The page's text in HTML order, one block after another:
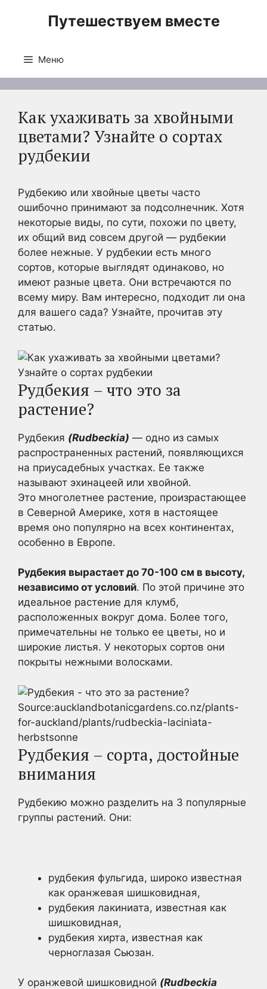
Путешествуем вместе
Меню
Как ухаживать за хвойными
цветами? Узнайте о сортах
рудбекии
Рудбекию или хвойные цветы часто
ошибочно принимают за подсолнечник. Хотя
некоторые виды, по сути, похожи по цвету,
их общий вид совсем другой — рудбекии
более нежные. У рудбекии есть много
сортов, которые выглядят одинаково, но
имеют разные цвета. Они встречаются по
всему миру. Вам интересно, подходит ли она
для вашего сада? Узнайте, прочитав эту
статью.
Рудбекия – что это за
растение?
Рудбекия (Rudbeckia) — одно из самых
распространенных растений, появляющихся
на приусадебных участках. Ее также
называют эхинацеей или хвойной.
Это многолетнее растение, произрастающее
в Северной Америке, хотя в настоящее
время оно популярно на всех континентах,
особенно в Европе.
Рудбекия вырастает до 70-100 см в высоту,
независимо от условий. По этой причине это
идеальное растение для клумб,
расположенных вокруг дома. Более того,
примечательны не только ее цветы, но и
широкие листья. У некоторых сортов они
покрыты нежными волосками.
Source:aucklandbotanicgardens.co.nz/plants-
for-auckland/plants/rudbeckia-laciniata-
herbstsonne
Рудбекия – сорта, достойные
внимания
Рудбекию можно разделить на 3 популярные
группы растений. Они:
рудбекия фульгида, широко известная
как оранжевая шишковидная,
рудбекия лакиниата, известная как
шишковидная,
рудбекия хирта, известная как
черноглазая Сьюзан.
У оранжевой шишковидной (Rudbeckia